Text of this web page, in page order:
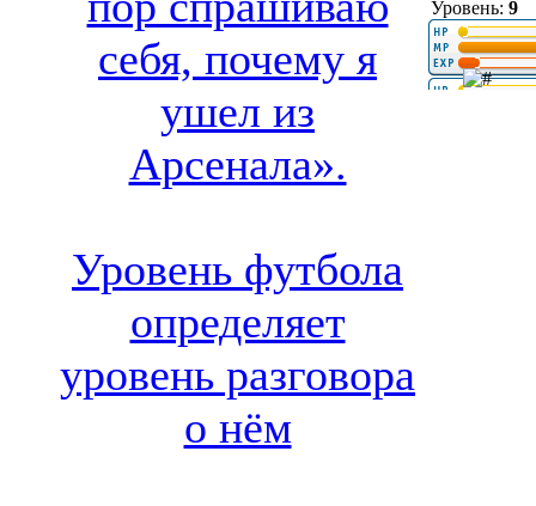
себя, почему я
ушел из
Арсенала».
Уровень футбола
определяет
уровень разговора
о нём
Уровень: 9